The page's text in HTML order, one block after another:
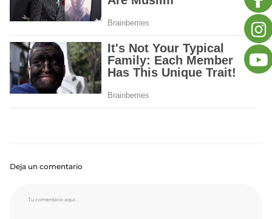
Deja un comentario